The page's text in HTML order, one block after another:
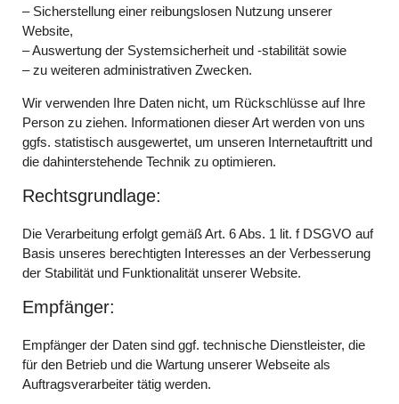
– Sicherstellung einer reibungslosen Nutzung unserer
Website,
– Auswertung der Systemsicherheit und -stabilität sowie
– zu weiteren administrativen Zwecken.
Wir verwenden Ihre Daten nicht, um Rückschlüsse auf Ihre
Person zu ziehen. Informationen dieser Art werden von uns
ggfs. statistisch ausgewertet, um unseren Internetauftritt und
die dahinterstehende Technik zu optimieren.
Rechtsgrundlage:
Die Verarbeitung erfolgt gemäß Art. 6 Abs. 1 lit. f DSGVO auf
Basis unseres berechtigten Interesses an der Verbesserung
der Stabilität und Funktionalität unserer Website.
Empfänger:
Empfänger der Daten sind ggf. technische Dienstleister, die
für den Betrieb und die Wartung unserer Webseite als
Auftragsverarbeiter tätig werden.